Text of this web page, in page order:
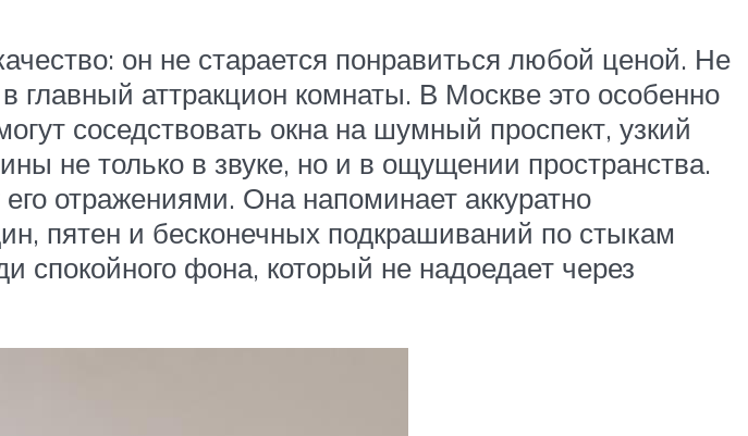
он не старается понравиться любой ценой. Не
аттракцион комнаты. В Москве это особенно
соседствовать окна на шумный проспект, узкий
не только в звуке, но и в ощущении пространства.
отражениями. Она напоминает аккуратно
пятен и бесконечных подкрашиваний по стыкам
фона, который не надоедает через